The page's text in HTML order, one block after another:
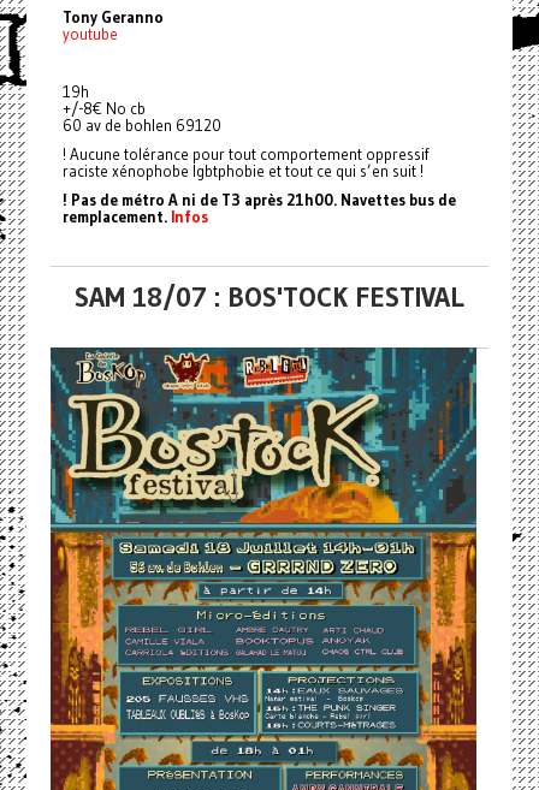
Tony Geranno
youtube
19h
+/-8€ No cb
60 av de bohlen 69120
! Aucune tolérance pour tout comportement oppressif
raciste xénophobe lgbtphobie et tout ce qui s’en suit !
! Pas de métro A ni de T3 après 21h00. Navettes bus de
remplacement. Infos
SAM 18/07 : BOS'TOCK FESTIVAL